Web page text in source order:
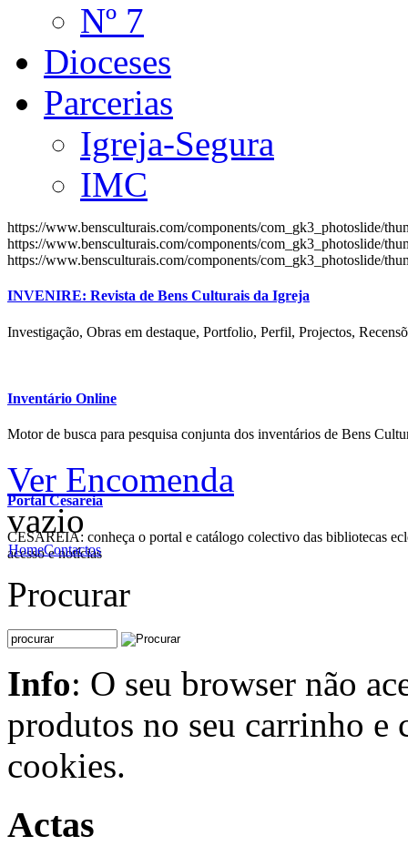
Nº 7
Dioceses
Parcerias
Igreja-Segura
IMC
https://www.bensculturais.com/components/com_gk3_photoslide/
https://www.bensculturais.com/components/com_gk3_photoslide/
https://www.bensculturais.com/components/com_gk3_photoslide/
INVENIRE: Revista de Bens Culturais da Igreja
Investigação, Obras em destaque, Portfolio, Perfil, Projectos,
Inventário Online
Motor de busca para pesquisa conjunta dos inventários de Bens
Portal Cesareia
CESAREIA: conheça o portal e catálogo colectivo das bibliotecas
acesso e notícias
Ver Encomenda
vazio
HomeContactos
Procurar
Info: O seu browser não
produtos no seu carrinho e
cookies.
Actas